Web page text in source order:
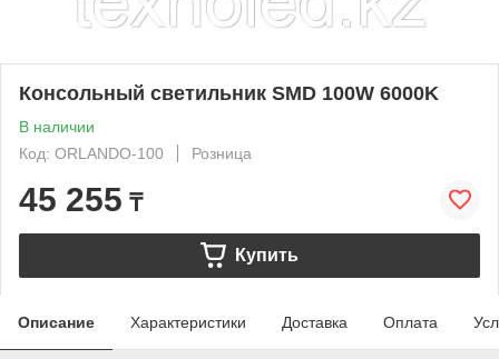
Консольный светильник SMD 100W 6000K
В наличии
Код: ORLANDO-100
Розница
45 255 ₸
Купить
Описание Характеристики Доставка Оплата